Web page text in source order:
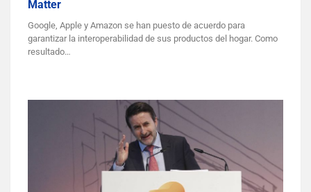
Matter
Google, Apple y Amazon se han puesto de acuerdo para
garantizar la interoperabilidad de sus productos del hogar. Como
resultado…